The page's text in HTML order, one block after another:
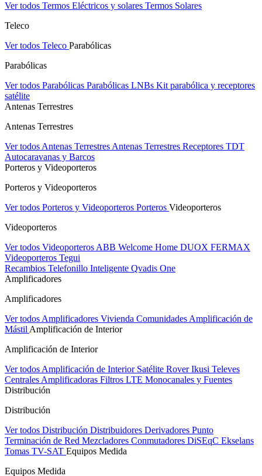
Ver todos Termos Eléctricos y solares Termos Solares
Teleco
Ver todos Teleco Parabólicas
Parabólicas
Ver todos Parabólicas Parabólicas LNBs Kit parabólica y receptores
satélite
Antenas Terrestres
Antenas Terrestres
Ver todos Antenas Terrestres Antenas Terrestres Receptores TDT
Autocaravanas y Barcos
Porteros y Videoporteros
Porteros y Videoporteros
Ver todos Porteros y Videoporteros Porteros Videoporteros
Videoporteros
Ver todos Videoporteros ABB Welcome Home DUOX FERMAX
Videoporteros Tegui
Recambios Telefonillo Inteligente Qvadis One
Amplificadores
Amplificadores
Ver todos Amplificadores Vivienda Comunidades Amplificación de
Mástil Amplificación de Interior
Amplificación de Interior
Ver todos Amplificación de Interior Satélite RoverIkusi Televes
Centrales Amplificadoras Filtros LTE Monocanales y Fuentes
Distribución
Distribución
Ver todos Distribución Distribuidores Derivadores Punto
Terminación de Red Mezcladores Conmutadores DiSEqC Ekselans
Tomas TV-SAT Equipos Medida
Equipos Medida